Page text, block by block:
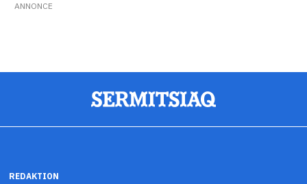
ANNONCE
REDAKTION